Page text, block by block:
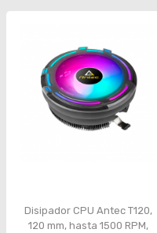
Disipador CPU Antec T120,
120 mm, hasta 1500 RPM,